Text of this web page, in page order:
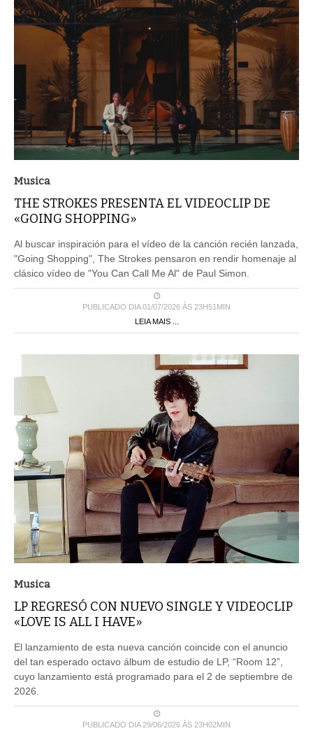
Musica
THE STROKES PRESENTA EL VIDEOCLIP DE
«GOING SHOPPING»
Al buscar inspiración para el vídeo de la canción recién lanzada,
"Going Shopping", The Strokes pensaron en rendir homenaje al
clásico vídeo de "You Can Call Me Al" de Paul Simon.
PUBLICADO DIA 01/07/2026 ÀS 23H51MIN
LEIA MAIS ...
Musica
LP REGRESÓ CON NUEVO SINGLE Y VIDEOCLIP
«LOVE IS ALL I HAVE»
El lanzamiento de esta nueva canción coincide con el anuncio
del tan esperado octavo álbum de estudio de LP, “Room 12”,
cuyo lanzamiento está programado para el 2 de septiembre de
2026.
PUBLICADO DIA 29/06/2026 ÀS 23H02MIN